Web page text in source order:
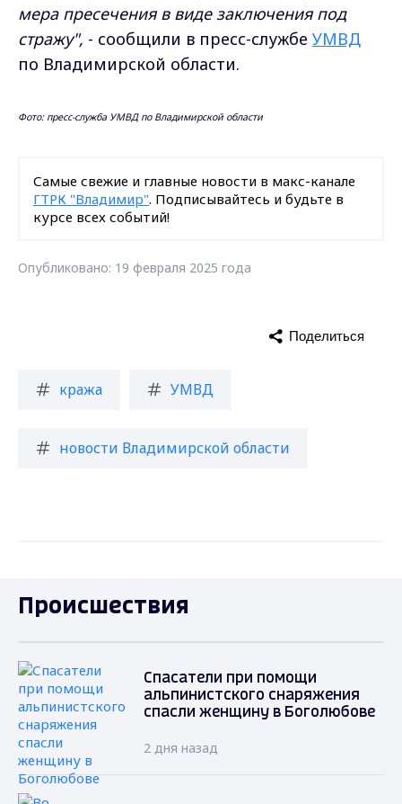
мера пресечения в виде заключения под
стражу", - сообщили в пресс-службеУМВД
по Владимирской области.
Фото: пресс-служба УМВД по Владимирской области
Самые свежие и главные новости в макс-канале
ГТРК "Владимир". Подписывайтесь и будьте в
курсе всех событий!
Опубликовано: 19 февраля 2025 года
кража УМВД
новости Владимирской области
Поделиться
Происшествия
Спасатели при помощи
альпинистского снаряжения
спасли женщину в Боголюбове
2 дня назад